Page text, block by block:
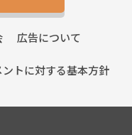
広告について
トに対する基本方針